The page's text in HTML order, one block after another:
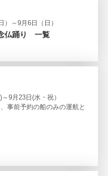
）～9月6日（日）
仏踊り 一覧
9月23日(水・祝）
事前予約の船のみの運航と